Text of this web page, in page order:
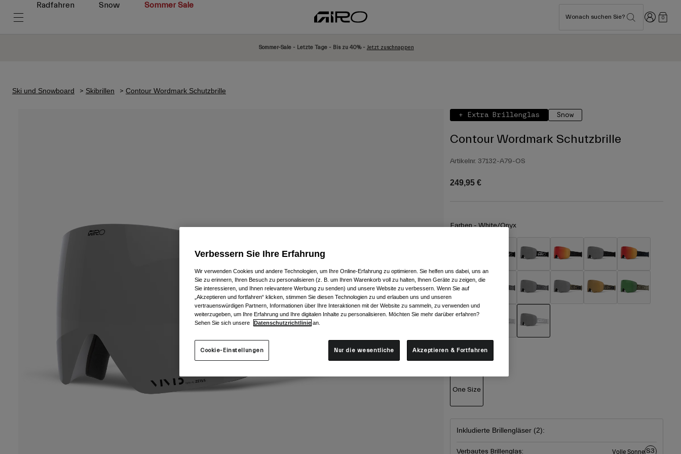
Radfahren Snow Sommer Sale
Wonach suchen Sie? Anmelden
0
Sommer-Sale - Letzte Tage - Bis zu 40% - Jetzt zuschnappen
Ski und Snowboard Skibrillen Contour Wordmark Schutzbrille
+ Extra Brillenglas Snow
Contour Wordmark Schutzbrille
Artikelnr. 37132-A79-OS
249,95 €
Farben -White/Onyx
Größe
One Size
Inkludierte Brillengläser (2):
Verbautes Brillenglas: Volle Sonne S3
Verbessern Sie Ihre Erfahrung
Wir verwenden Cookies und andere Technologien, um Ihre Online-Erfahrung zu optimieren. Sie helfen uns dabei, uns an
Sie zu erinnern, Ihren Besuch zu personalisieren (z. B. um Ihren Warenkorb voll zu halten, Ihnen Geräte zu zeigen, die
Sie interessieren, und Ihnen relevantere Werbung zu senden) und unsere Website zu verbessern. Wenn Sie auf
„Akzeptieren und fortfahren“ klicken, stimmen Sie diesen Technologien zu und erlauben uns und unseren
vertrauenswürdigen Partnern, Informationen über Ihre Interaktionen mit der Website zu sammeln, zu verwenden und
weiterzugeben, um Ihre Erfahrung und Ihre digitalen Inhalte zu personalisieren. Möchten Sie mehr darüber erfahren?
Sehen Sie sich unsere
Datenschutzrichtlinie an.
Cookie-Einstellungen Nur die wesentliche Akzeptieren & Fortfahren